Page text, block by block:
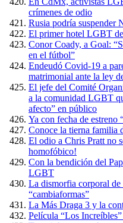
crímenes de odio
Rusia podría
El primer hotel LGBT
Conor Coady, a Goal:
en el fútbol”
Endeudó Covid-19 a
matrimonial ante la ley
El jefe del Comité
a la comunidad LGBT
afecto” en público
Ya con fecha de estreno
Conoce la tierna familia
El odio a Chris Pratt no
homofóbico!
Con la bendición del
LGBT
La dismorfia corporal de
“cambiaformas”
La Más Draga 3 y la
Película “Los